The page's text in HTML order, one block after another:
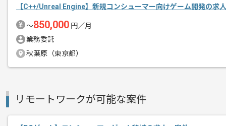
【C++/Unreal Engine】新規コンシューマー向けゲーム開発の求
〜850,000 円／月
業務委託
秋葉原（東京都）
リモートワークが可能な案件